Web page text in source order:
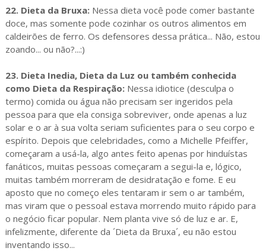
22. Dieta da Bruxa:Nessa dieta você pode comer bastante
doce, mas somente pode cozinhar os outros alimentos em
caldeirões de ferro. Os defensores dessa prática... Não, estou
zoando... ou não?...:)
23. Dieta Inedia, Dieta da Luz ou também conhecida
como Dieta da Respiração:Nessa idiotice (desculpa o
termo) comida ou água não precisam ser ingeridos pela
pessoa para que ela consiga sobreviver, onde apenas a luz
solar e o ar à sua volta seriam suficientes para o seu corpo e
espírito. Depois que celebridades, como a Michelle Pfeiffer,
começaram a usá-la, algo antes feito apenas por hinduístas
fanáticos, muitas pessoas começaram a segui-la e, lógico,
muitas também morreram de desidratação e fome. E eu
aposto que no começo eles tentaram ir sem o ar também,
mas viram que o pessoal estava morrendo muito rápido para
o negócio ficar popular. Nem planta vive só de luz e ar. E,
infelizmente, diferente da ´Dieta da Bruxa´, eu não estou
inventando isso...